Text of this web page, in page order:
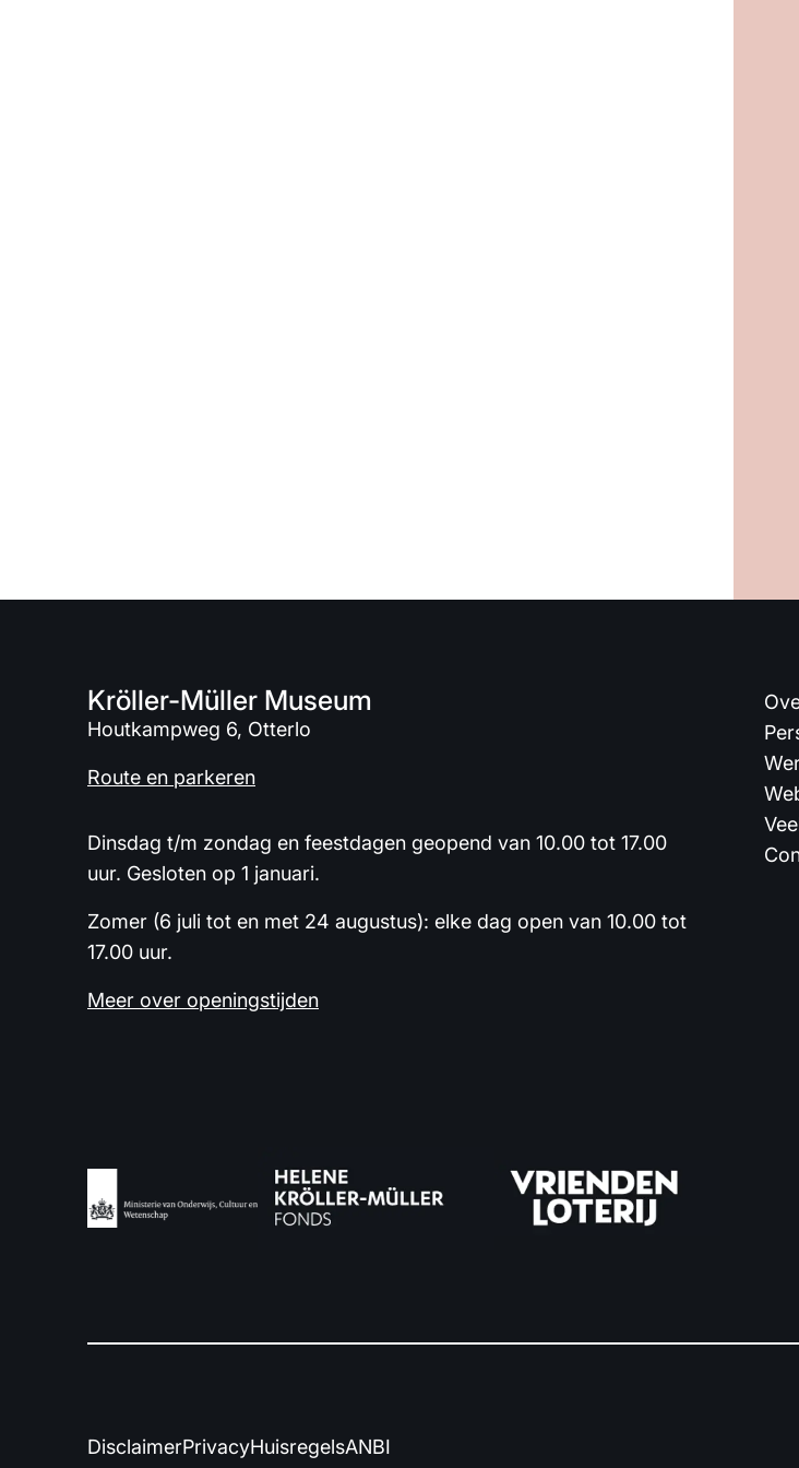
Kröller-Müller Museum
Houtkampweg 6, Otterlo
Route en parkeren
Dinsdag t/m zondag en feestdagen geopend van 10.00 tot 17.00
uur. Gesloten op 1 januari.
Zomer (6 juli tot en met 24 augustus): elke dag open van 10.00 tot
17.00 uur.
Meer over openingstijden
DisclaimerPrivacyHuisregelsANBI